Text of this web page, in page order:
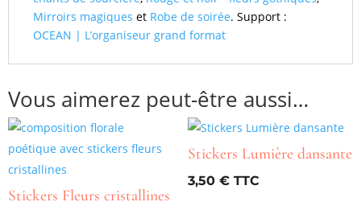
Mirroirs magiques et Robe de soirée. Support :
OCEAN | L’organiseur grand format
Vous aimerez peut-être aussi…
Stickers Fleurs cristallines
Stickers Lumière dansante
3,50 €